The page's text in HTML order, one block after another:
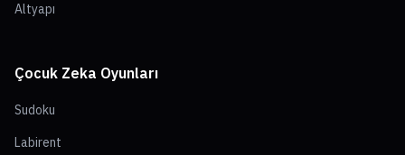
Altyapı
Çocuk Zeka Oyunları
Sudoku
Labirent